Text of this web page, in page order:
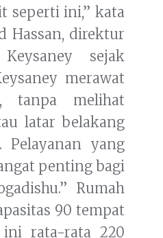
seperti ini,” kata
Hassan, direktur
sejak
merawat
tanpa melihat
latar belakang
Pelayanan yang
penting bagi
Rumah
90 tempat
rata-rata 220